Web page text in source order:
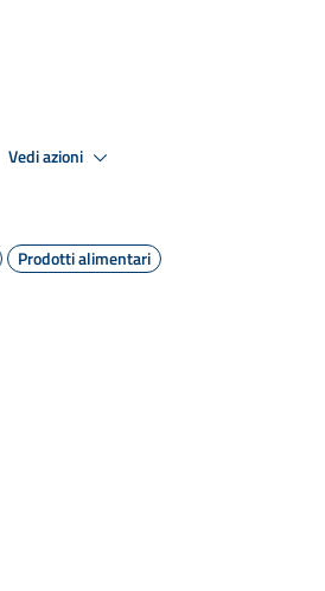
Vedi azioni
Prodotti alimentari